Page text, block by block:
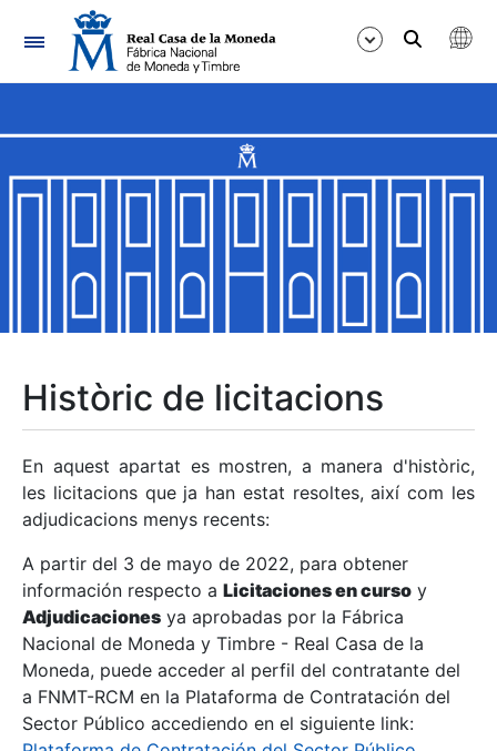
Navegació
Mostra/Amaga
Mostra/Amaga
Mostra/Amaga
Mostra/Amaga
Mostra/Amaga
Històric de licitacions
En aquest apartat es mostren, a manera d'històric,
les licitacions que ja han estat resoltes, així com les
adjudicacions menys recents:
A partir del 3 de mayo de 2022, para obtener
información respecto a Licitaciones en curso y
Adjudicaciones ya aprobadas por la Fábrica
Nacional de Moneda y Timbre - Real Casa de la
Moneda, puede acceder al perfil del contratante del
a FNMT-RCM en la Plataforma de Contratación del
Sector Público accediendo en el siguiente link: